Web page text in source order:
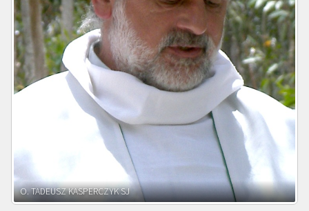
O. ADNRZEJ LEŚNIARA SJ